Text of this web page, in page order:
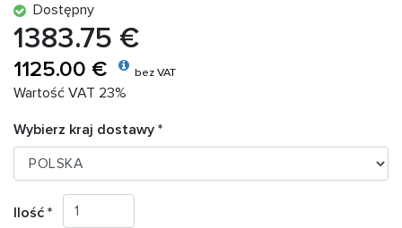
Dostępny
1383.75 €
1125.00 € bez VAT
Wartość VAT 23%
Wybierz kraj dostawy *
Ilość *